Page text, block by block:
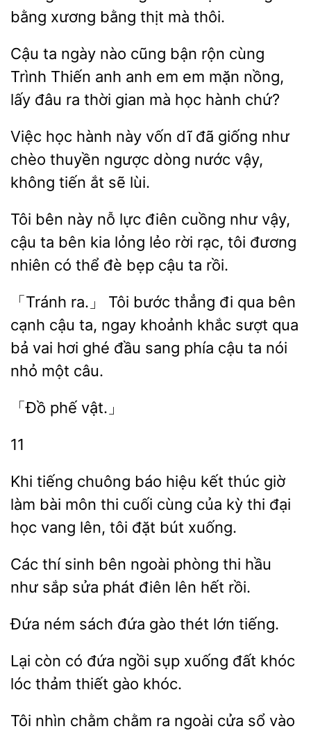
bằng xương bằng thịt
thôi.
ta ngày nào cũng bận rộn cùng
Trình Thiến anh anh em em mặn nồng,
lấy đâu ra thời
mà hành chứ?
Việc học hành này vốn dĩ
như
chèo thuyền ngược
nước vậy,
không tiến ắt sẽ lùi.
Tôi bên này nỗ lực
cuồng như vậy,
cậu
bên kia lỏng lẻo rời rạc, tôi đương
có thể đè bẹp cậu ta rồi.
ra.」 Tôi bước thẳng đi qua bên
cạnh cậu ta, ngay
khắc sượt qua
bả vai hơi ghé đầu sang phía cậu ta nói
nhỏ một
11
Khi tiếng chuông báo hiệu kết thúc giờ
làm bài môn thi
cùng của kỳ thi đại
học vang lên,
đặt bút
Các thí sinh bên
thi
như sắp sửa phát điên lên hết rồi.
Đứa ném sách thét lớn
Lại còn có đứa ngồi sụp xuống
lóc
thiết gào khóc.
Tôi nhìn chằm chằm ra ngoài
vào